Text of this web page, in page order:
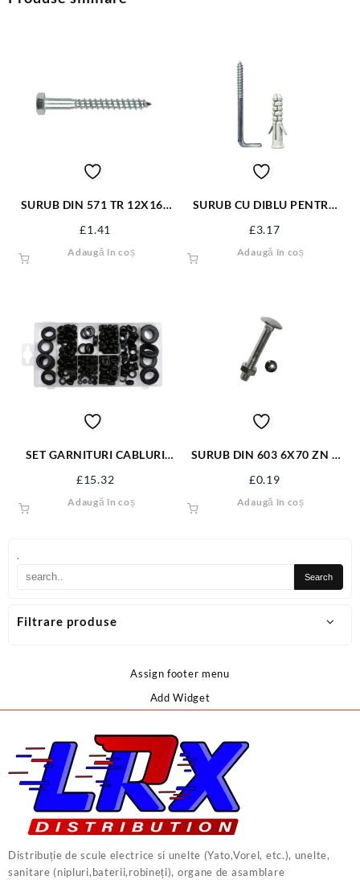
.
Filtrare produse
SURUB DIN 571 TR 12X160
£1.41
Adaugă în coș
SURUB CU DIBLU PENTRU
£3.17
Adaugă în coș
SET GARNITURI CABLURI
£15.32
Adaugă în coș
SURUB DIN 603 6X70 ZN +
£0.19
Adaugă în coș
Assign footer menu
Add Widget
Distribuție de scule electrice si unelte (Yato,Vorel, etc.), unelte,
sanitare (nipluri,baterii,robineți), organe de asamblare